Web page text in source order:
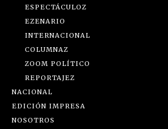
ESPECTÁCULOZ
EZENARIO
INTERNACIONAL
COLUMNAZ
ZOOM POLÍTICO
REPORTAJEZ
NACIONAL
EDICIÓN IMPRESA
NOSOTROS